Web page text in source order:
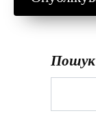
Пошук